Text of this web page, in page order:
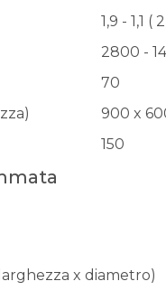
1,9 - 1,1 (
2800 -
70
900 x
150
x diametro)